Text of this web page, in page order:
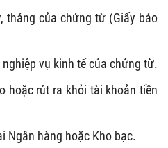
tháng của chứng từ (Giấy báo
vụ kinh tế của chứng từ.
hoặc rút ra khỏi tài khoản tiền
Ngân hàng hoặc Kho bạc.